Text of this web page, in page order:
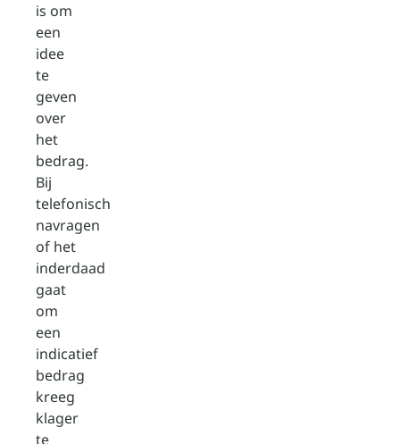
is om
een
idee
te
geven
over
het
bedrag.
Bij
telefonisch
navragen
of het
inderdaad
gaat
om
een
indicatief
bedrag
kreeg
klager
te